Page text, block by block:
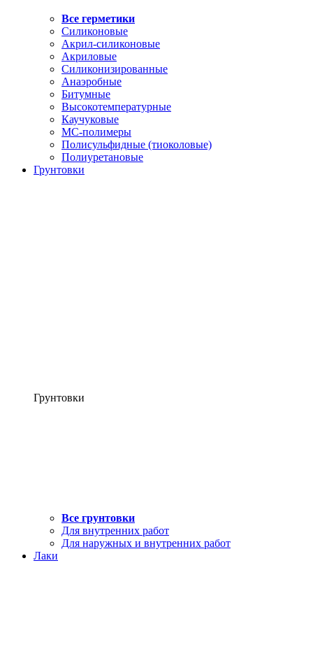
Все герметики
Силиконовые
Акрил-силиконовые
Акриловые
Силиконизированные
Анаэробные
Битумные
Высокотемпературные
Каучуковые
МС-полимеры
Полисульфидные (тиоколовые)
Полиуретановые
Грунтовки
Грунтовки
Все грунтовки
Для внутренних работ
Для наружных и внутренних работ
Лаки